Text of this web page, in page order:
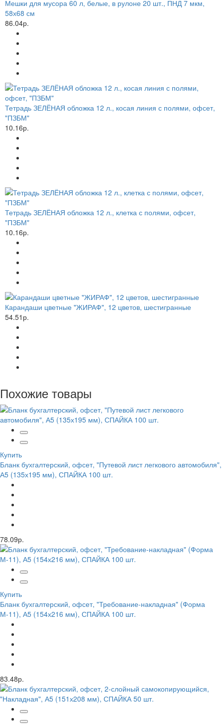
Мешки для мусора 60 л, белые, в рулоне 20 шт., ПНД 7 мкм,
58х68 см
86.04р.
Тетрадь ЗЕЛЁНАЯ обложка 12 л., косая линия с полями, офсет,
"ПЗБМ"
10.16р.
Тетрадь ЗЕЛЁНАЯ обложка 12 л., клетка с полями, офсет,
"ПЗБМ"
10.16р.
Карандаши цветные "ЖИРАФ", 12 цветов, шестигранные
54.51р.
Похожие товары
Купить
Бланк бухгалтерский, офсет, "Путевой лист легкового автомобиля",
А5 (135х195 мм), СПАЙКА 100 шт.
78.09р.
Купить
Бланк бухгалтерский, офсет, "Требование-накладная" (Форма
М-11), А5 (154х216 мм), СПАЙКА 100 шт.
83.48р.